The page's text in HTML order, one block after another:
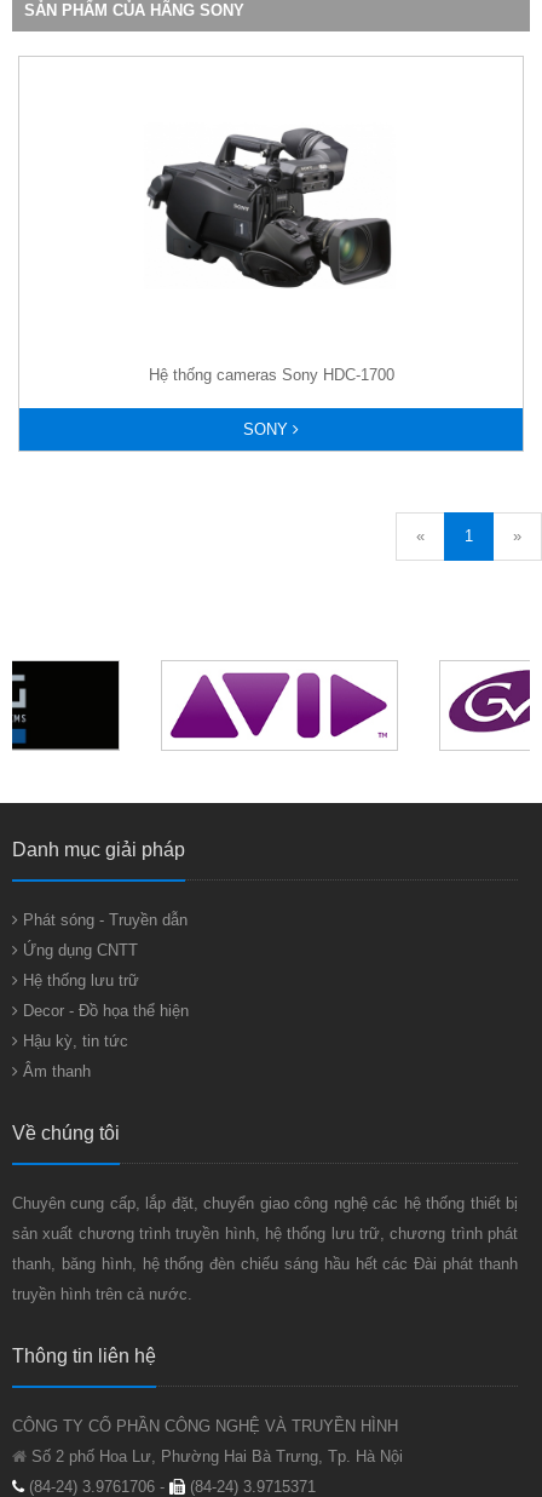
SẢN PHẨM CỦA HÃNG SONY
Hệ thống cameras Sony HDC-1700
SONY
« 1 »
Danh mục giải pháp
Phát sóng - Truyền dẫn
Ứng dụng CNTT
Hệ thống lưu trữ
Decor - Đồ họa thể hiện
Hậu kỳ, tin tức
Âm thanh
Về chúng tôi
Chuyên cung cấp, lắp đặt, chuyển giao công nghệ các hệ thống thiết bị
sản xuất chương trình truyền hình, hệ thống lưu trữ, chương trình phát
thanh, băng hình, hệ thống đèn chiếu sáng hầu hết các Đài phát thanh
truyền hình trên cả nước.
Thông tin liên hệ
CÔNG TY CỔ PHẦN CÔNG NGHỆ VÀ TRUYỀN HÌNH
Số 2 phố Hoa Lư, Phường Hai Bà Trưng, Tp. Hà Nội
(84-24) 3.9761706 -
(84-24) 3.9715371